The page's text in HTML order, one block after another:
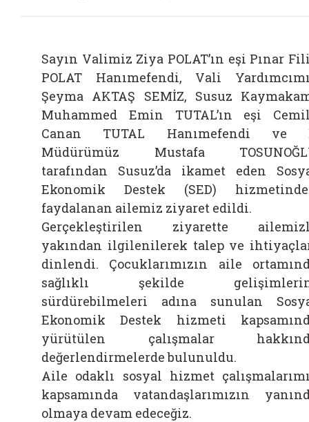
Sayın Valimiz Ziya POLAT’ın eşi Pınar
POLAT Hanımefendi, Vali
Şeyma AKTAŞ SEMİZ, Susuz
Muhammed Emin TUTAL’ın eşi
Canan TUTAL Hanımefendi ve
Müdürümüz Mustafa
tarafından Susuz’da ikamet eden
Ekonomik Destek (SED)
faydalanan ailemiz ziyaret edildi.
Gerçekleştirilen ziyarette
yakından ilgilenilerek talep ve
dinlendi. Çocuklarımızın aile
sağlıklı şekilde
sürdürebilmeleri adına sunulan
Ekonomik Destek hizmeti
yürütülen çalışmalar
değerlendirmelerde bulunuldu.
Aile odaklı sosyal hizmet
kapsamında vatandaşlarımızın
olmaya devam edeceğiz.